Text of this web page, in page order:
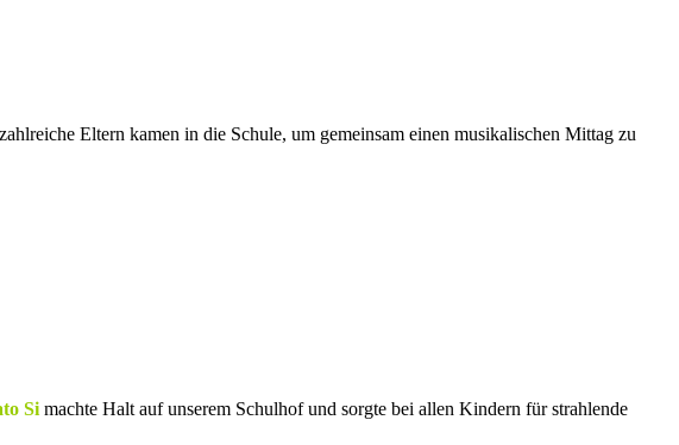
Eltern kamen in die Schule, um gemeinsam einen musikalischen Mittag zu
Si machte Halt auf unserem Schulhof und sorgte bei allen Kindern für strahlende